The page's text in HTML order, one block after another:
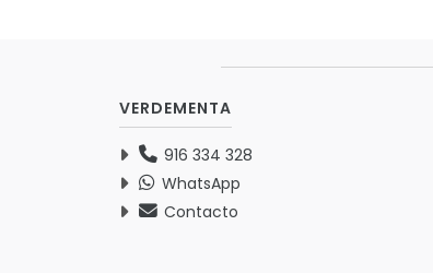
VERDEMENTA
916 334 328
WhatsApp
Contacto